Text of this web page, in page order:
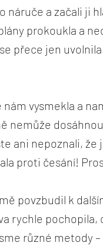
náruče a začali ji
prokoukla a
přece jen
vysmekla a
nemůže
ani nepoznali,
proti česání!
povzbudil k
rychle pochopila,
různé metody